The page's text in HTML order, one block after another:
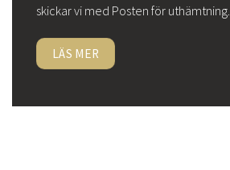
skickar vi med Posten för uthämtning.
LÄS MER